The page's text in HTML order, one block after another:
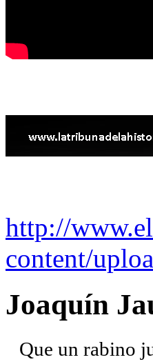
http://
content/
Joaquín
Que un rabino